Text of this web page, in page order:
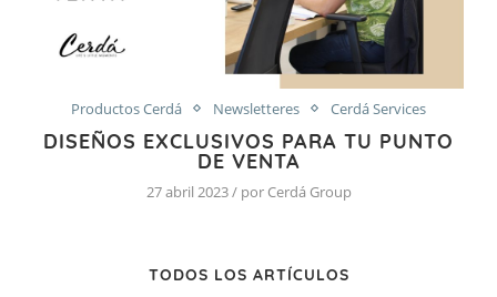
Productos Cerdá Newsletteres Cerdá Services
DISEÑOS EXCLUSIVOS PARA TU PUNTO
DE VENTA
27 abril 2023 / por Cerdá Group
TODOS LOS ARTÍCULOS